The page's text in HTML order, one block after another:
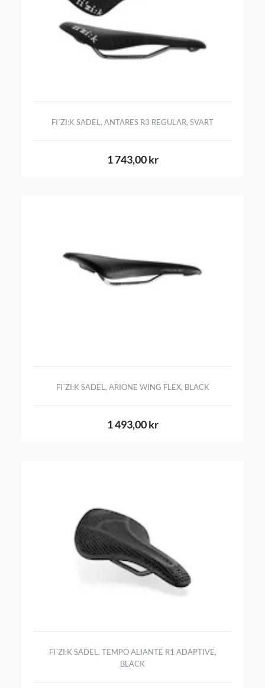
FI´ZI:K SADEL, ANTARES R3 REGULAR, SVART
1 743,00 kr
FI´ZI:K SADEL, ARIONE WING FLEX, BLACK
1 493,00 kr
FI´ZI:K SADEL, TEMPO ALIANTE R1 ADAPTIVE,
BLACK